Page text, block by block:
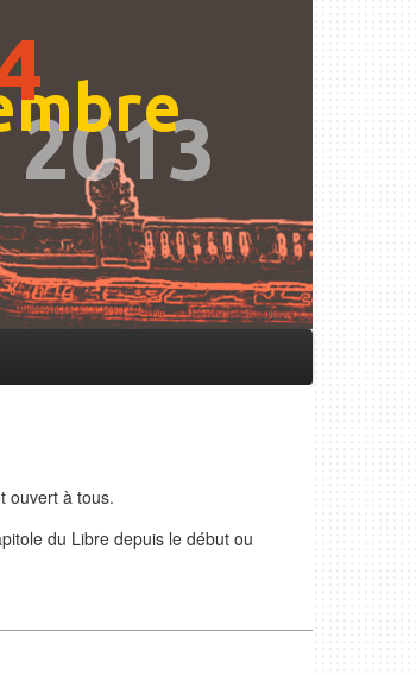
ouvert à tous.
du Libre depuis le début ou